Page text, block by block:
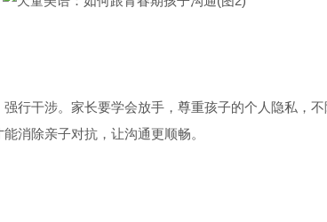
行干涉。家长要学会放手，尊重孩子的个人隐私，
消除亲子对抗，让沟通更顺畅。